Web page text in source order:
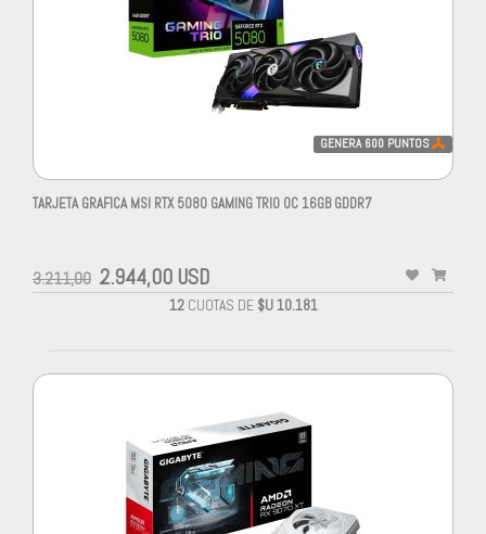
GENERA 600 PUNTOS
TARJETA GRAFICA MSI RTX 5080 GAMING TRIO OC 16GB GDDR7
3.211,00 2.944,00 USD
12CUOTAS DE $U 10.181